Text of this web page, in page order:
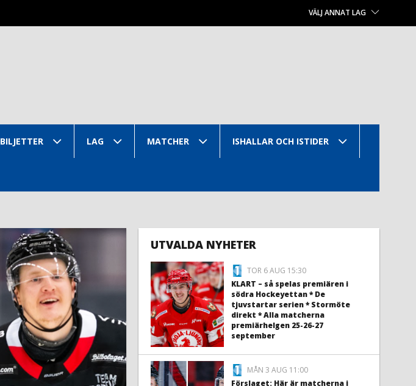
VÄLJ ANNAT LAG
BILJETTER LAG MATCHER ISHALLAR OCH ISTIDER
UTVALDA NYHETER
TOR 6 AUG 15:30
KLART – så spelas premiären i
södra Hockeyettan * De
tjuvstartar serien * Stormöte
direkt * Alla matcherna
premiärhelgen 25-26-27
september
MÅN 3 AUG 11:00
Förslaget: Här är matcherna i